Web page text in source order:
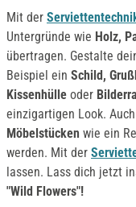
Mit der
Untergründe wie Holz,
übertragen. Gestalte
Beispiel ein Schild,
Kissenhülle oder
einzigartigen Look.
Möbelstücken wie ein
werden. Mit der
lassen. Lass dich jetzt
"Wild Flowers"!